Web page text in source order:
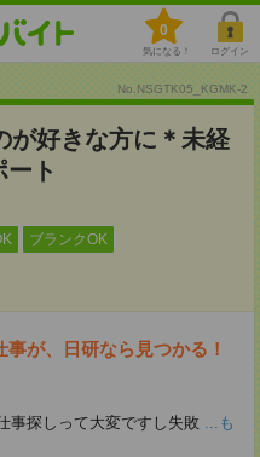
0
気になる！ ログイン
No.NSGTK05_KGMK-2
が好きな方に＊未経
ト
ブランクOK
が、日研なら見つかる！
事探しって大変ですし失敗 ...も